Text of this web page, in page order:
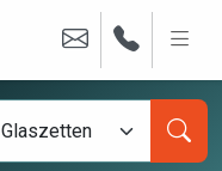
Glaszetten